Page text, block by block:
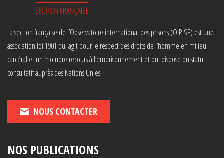
La section française de l’Observatoire international des prisons (OIP-SF) est une
association loi 1901 qui agit pour le respect des droits de l’homme en milieu
carcéral et un moindre recours à l’emprisonnement et qui dispose du statut
consultatif auprès des Nations Unies.
NOUS CONTACTER
NOS PUBLICATIONS